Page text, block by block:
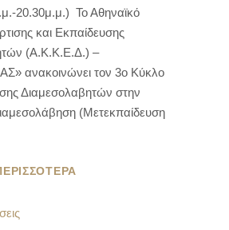
20.30μ.μ.) Το Αθηναϊκό
και Εκπαίδευσης
(Α.Κ.Κ.Ε.Δ.) –
ανακοινώνει τον 3ο Κύκλο
Διαμεσολαβητών στην
(Μετεκπαίδευση